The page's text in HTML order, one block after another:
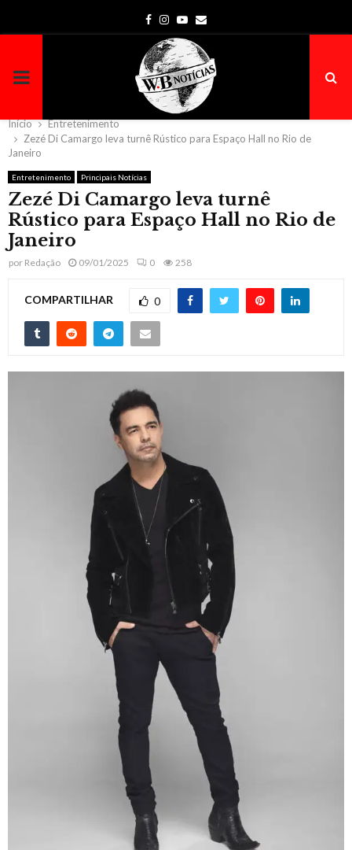
Facebook
Instagram
Youtube
Email
PRIMARY
MENU
Início
Entretenimento
Zezé Di Camargo leva turnê Rústico para Espaço Hall no Rio de
Janeiro
Entretenimento Principais Notícias
Zezé Di Camargo leva turnê
Rústico para Espaço Hall no Rio de
Janeiro
por Redação 09/01/2025 0 258
COMPARTILHAR 0